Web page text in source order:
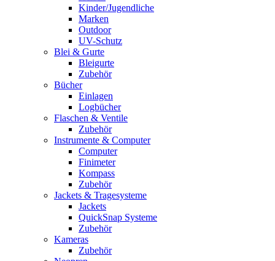
Kinder/Jugendliche
Marken
Outdoor
UV-Schutz
Blei & Gurte
Bleigurte
Zubehör
Bücher
Einlagen
Logbücher
Flaschen & Ventile
Zubehör
Instrumente & Computer
Computer
Finimeter
Kompass
Zubehör
Jackets & Tragesysteme
Jackets
QuickSnap Systeme
Zubehör
Kameras
Zubehör